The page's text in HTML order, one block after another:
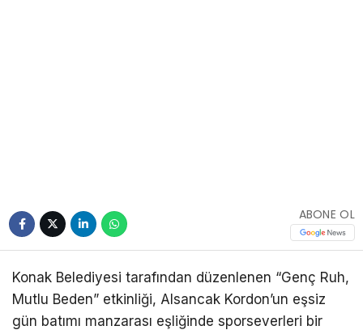
ABONE OL
Konak Belediyesi tarafından düzenlenen “Genç Ruh,
Mutlu Beden” etkinliği, Alsancak Kordon’un eşsiz
gün batımı manzarası eşliğinde sporseverleri bir